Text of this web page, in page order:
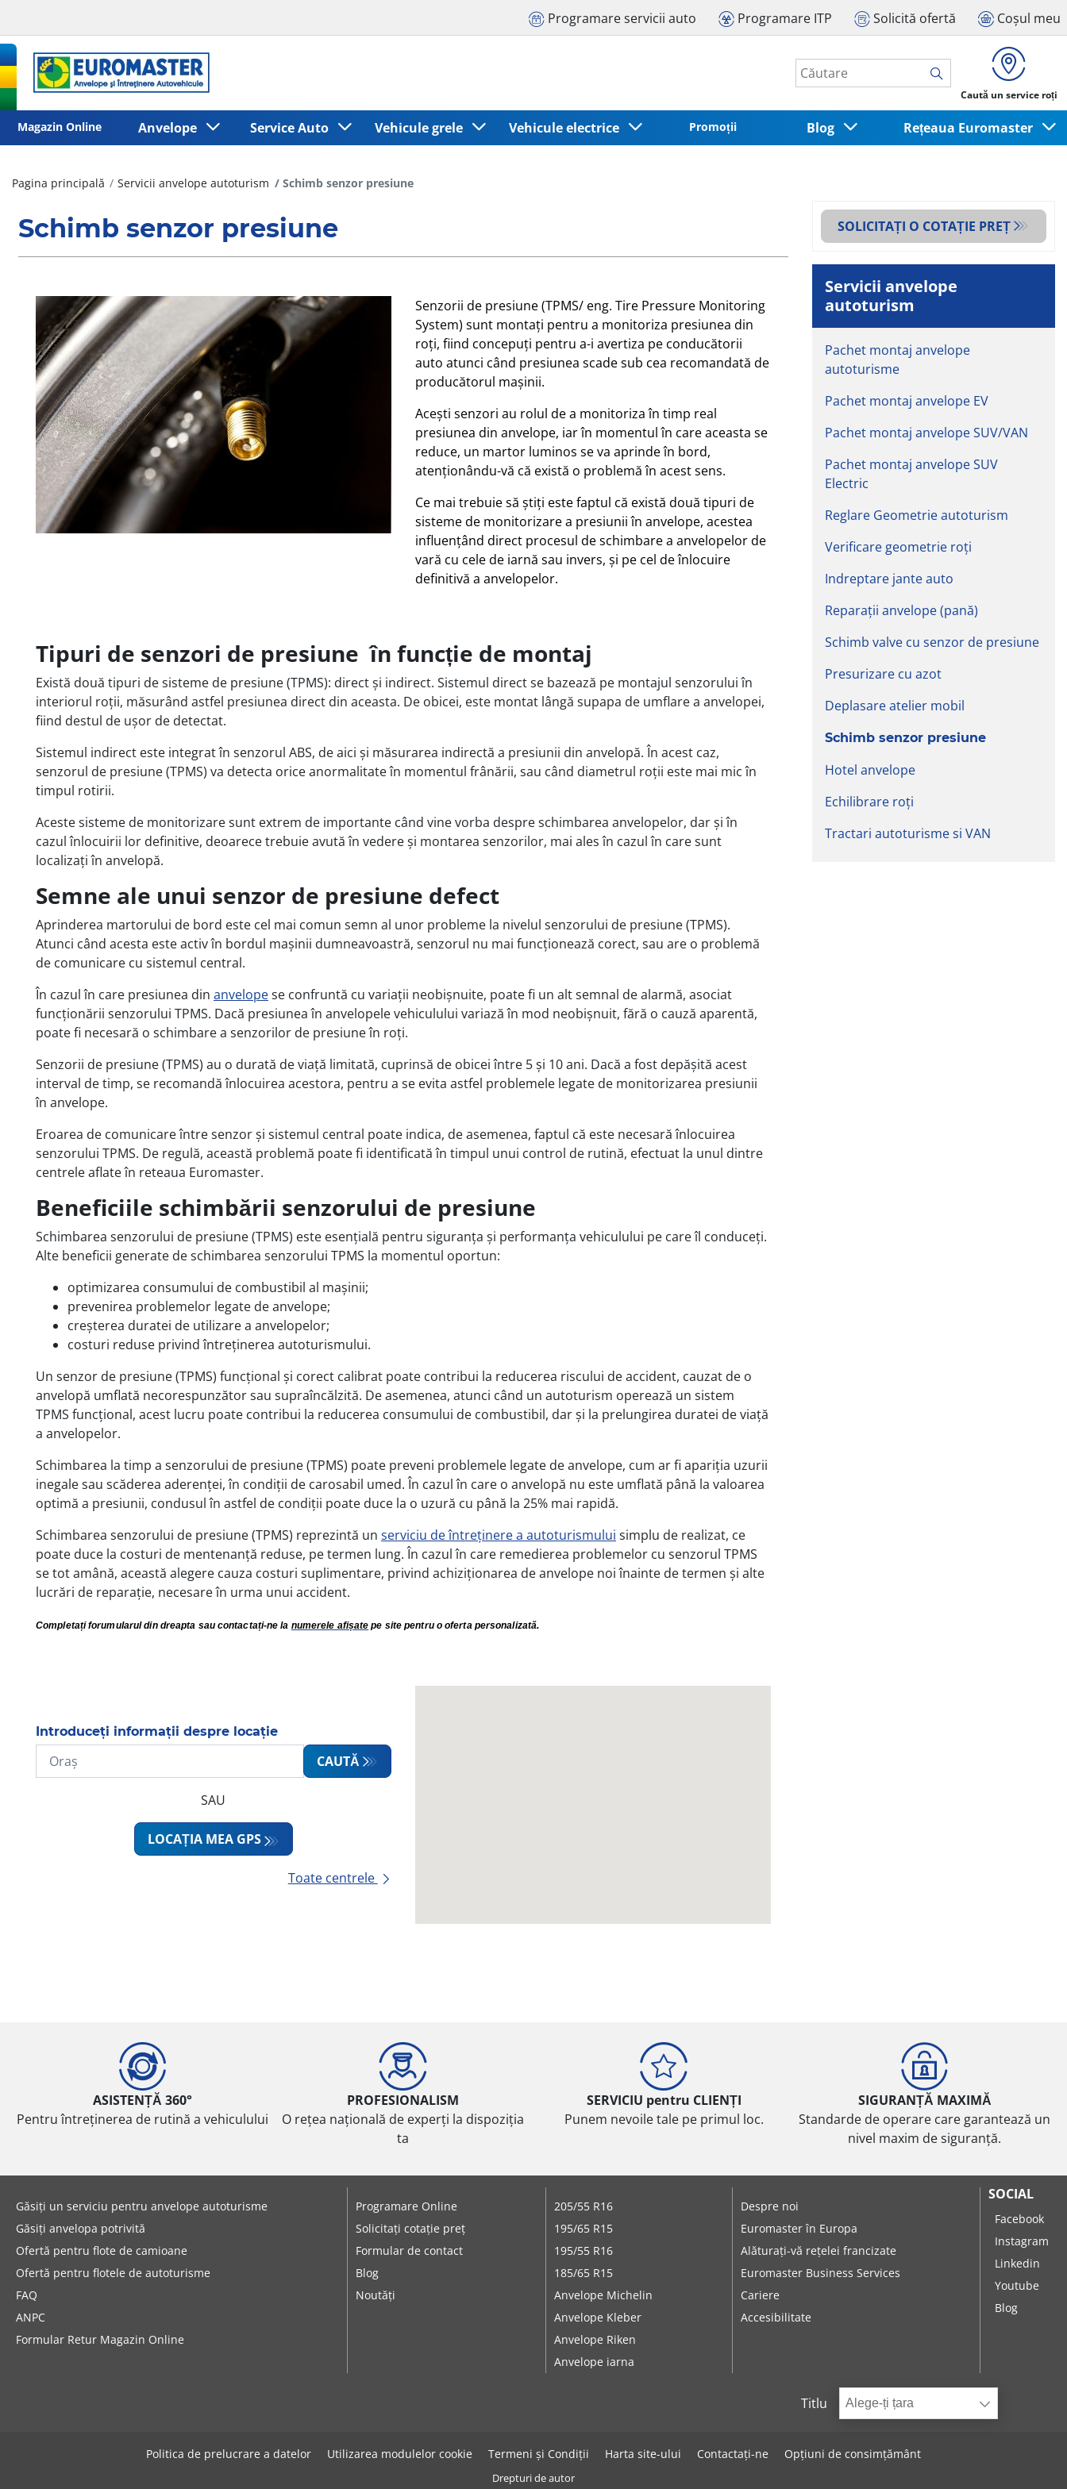
Programare servicii auto Programare ITP Solicită ofertă Coșul meu
Caută un service roți
Magazin Online Anvelope Service Auto Vehicule grele Vehicule electrice Promoții Blog Rețeaua Euromaster
Pagina principală Servicii anvelope autoturism Schimb senzor presiune
Schimb senzor presiune SOLICITAȚI O COTAȚIE PREȚ
Servicii anvelope
autoturism
Pachet montaj anvelope
autoturisme
Pachet montaj anvelope EV
Pachet montaj anvelope SUV/VAN
Pachet montaj anvelope SUV
Electric
Reglare Geometrie autoturism
Verificare geometrie roți
Indreptare jante auto
Reparații anvelope (pană)
Schimb valve cu senzor de presiune
Presurizare cu azot
Deplasare atelier mobil
Schimb senzor presiune
Hotel anvelope
Echilibrare roți
Tractari autoturisme si VAN
Senzorii de presiune (TPMS/ eng. Tire Pressure Monitoring
System) sunt montați pentru a monitoriza presiunea din
roți, fiind concepuți pentru a-i avertiza pe conducătorii
auto atunci când presiunea scade sub cea recomandată de
producătorul mașinii.
Acești senzori au rolul de a monitoriza în timp real
presiunea din anvelope, iar în momentul în care aceasta se
reduce, un martor luminos se va aprinde în bord,
atenționându-vă că există o problemă în acest sens.
Ce mai trebuie să știți este faptul că există două tipuri de
sisteme de monitorizare a presiunii în anvelope, acestea
influențând direct procesul de schimbare a anvelopelor de
vară cu cele de iarnă sau invers, și pe cel de înlocuire
definitivă a anvelopelor.
Tipuri de senzori de presiune în funcție de montaj
Există două tipuri de sisteme de presiune (TPMS): direct și indirect. Sistemul direct se bazează pe montajul senzorului în
interiorul roții, măsurând astfel presiunea direct din aceasta. De obicei, este montat lângă supapa de umflare a anvelopei,
fiind destul de ușor de detectat.
Sistemul indirect este integrat în senzorul ABS, de aici și măsurarea indirectă a presiunii din anvelopă. În acest caz,
senzorul de presiune (TPMS) va detecta orice anormalitate în momentul frânării, sau când diametrul roții este mai mic în
timpul rotirii.
Aceste sisteme de monitorizare sunt extrem de importante când vine vorba despre schimbarea anvelopelor, dar și în
cazul înlocuirii lor definitive, deoarece trebuie avută în vedere și montarea senzorilor, mai ales în cazul în care sunt
localizați în anvelopă.
Semne ale unui senzor de presiune defect
Aprinderea martorului de bord este cel mai comun semn al unor probleme la nivelul senzorului de presiune (TPMS).
Atunci când acesta este activ în bordul mașinii dumneavoastră, senzorul nu mai funcționează corect, sau are o problemă
de comunicare cu sistemul central.
În cazul în care presiunea din anvelopese confruntă cu variații neobișnuite, poate fi un alt semnal de alarmă, asociat
funcționării senzorului TPMS. Dacă presiunea în anvelopele vehiculului variază în mod neobișnuit, fără o cauză aparentă,
poate fi necesară o schimbare a senzorilor de presiune în roți.
Senzorii de presiune (TPMS) au o durată de viață limitată, cuprinsă de obicei între 5 și 10 ani. Dacă a fost depășită acest
interval de timp, se recomandă înlocuirea acestora, pentru a se evita astfel problemele legate de monitorizarea presiunii
în anvelope.
Eroarea de comunicare între senzor și sistemul central poate indica, de asemenea, faptul că este necesară înlocuirea
senzorului TPMS. De regulă, această problemă poate fi identificată în timpul unui control de rutină, efectuat la unul dintre
centrele aflate în reteaua Euromaster.
Beneficiile schimbării senzorului de presiune
Schimbarea senzorului de presiune (TPMS) este esențială pentru siguranța și performanța vehiculului pe care îl conduceți.
Alte beneficii generate de schimbarea senzorului TPMS la momentul oportun:
optimizarea consumului de combustibil al mașinii;
prevenirea problemelor legate de anvelope;
creșterea duratei de utilizare a anvelopelor;
costuri reduse privind întreținerea autoturismului.
Un senzor de presiune (TPMS) funcțional și corect calibrat poate contribui la reducerea riscului de accident, cauzat de o
anvelopă umflată necorespunzător sau supraîncălzită. De asemenea, atunci când un autoturism operează un sistem
TPMS funcțional, acest lucru poate contribui la reducerea consumului de combustibil, dar și la prelungirea duratei de viață
a anvelopelor.
Schimbarea la timp a senzorului de presiune (TPMS) poate preveni problemele legate de anvelope, cum ar fi apariția uzurii
inegale sau scăderea aderenței, în condiții de carosabil umed. În cazul în care o anvelopă nu este umflată până la valoarea
optimă a presiunii, condusul în astfel de condiții poate duce la o uzură cu până la 25% mai rapidă.
Schimbarea senzorului de presiune (TPMS) reprezintă un serviciu de întreținere a autoturismului simplu de realizat, ce
poate duce la costuri de mentenanță reduse, pe termen lung. În cazul în care remedierea problemelor cu senzorul TPMS
se tot amână, această alegere cauza costuri suplimentare, privind achiziționarea de anvelope noi înainte de termen și alte
lucrări de reparație, necesare în urma unui accident.
Completați forumularul din dreapta sau contactați-ne la numerele afișate pe site pentru o oferta personalizată.
Introduceți informații despre locație
CAUTĂ
SAU
LOCAȚIA MEA GPS
Toate centrele
ASISTENȚĂ 360°
Pentru întreținerea de rutină a vehiculului
PROFESIONALISM
O rețea națională de experți la dispoziția
ta
SERVICIU pentru CLIENȚI
Punem nevoile tale pe primul loc.
SIGURANȚĂ MAXIMĂ
Standarde de operare care garantează un
nivel maxim de siguranță.
Găsiți un serviciu pentru anvelope autoturisme
Găsiți anvelopa potrivită
Ofertă pentru flote de camioane
Ofertă pentru flotele de autoturisme
FAQ
ANPC
Formular Retur Magazin Online
Programare Online
Solicitați cotație preț
Formular de contact
Blog
Noutăți
205/55 R16
195/65 R15
195/55 R16
185/65 R15
Anvelope Michelin
Anvelope Kleber
Anvelope Riken
Anvelope iarna
Despre noi
Euromaster în Europa
Alăturați-vă rețelei francizate
Euromaster Business Services
Cariere
Accesibilitate
SOCIAL
Facebook
Instagram
Linkedin
Youtube
Blog
Titlu Alege-ți țara
Politica de prelucrare a datelor Utilizarea modulelor cookie Termeni și Condiții Harta site-ului Contactați-ne Opțiuni de consimțământ
Drepturi de autor